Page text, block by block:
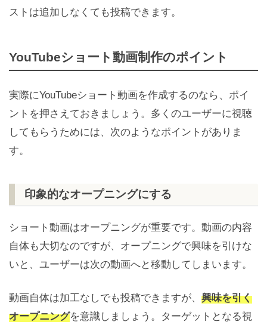
ストは追加しなくても投稿できます。
YouTubeショート動画制作のポイント
実際にYouTubeショート動画を作成するのなら、ポイ
ントを押さえておきましょう。多くのユーザーに視聴
してもらうためには、次のようなポイントがありま
す。
印象的なオープニングにする
ショート動画はオープニングが重要です。動画の内容
自体も大切なのですが、オープニングで興味を引けな
いと、ユーザーは次の動画へと移動してしまいます。
動画自体は加工なしでも投稿できますが、 興味を引く
オープニングを意識しましょう。ターゲットとなる視